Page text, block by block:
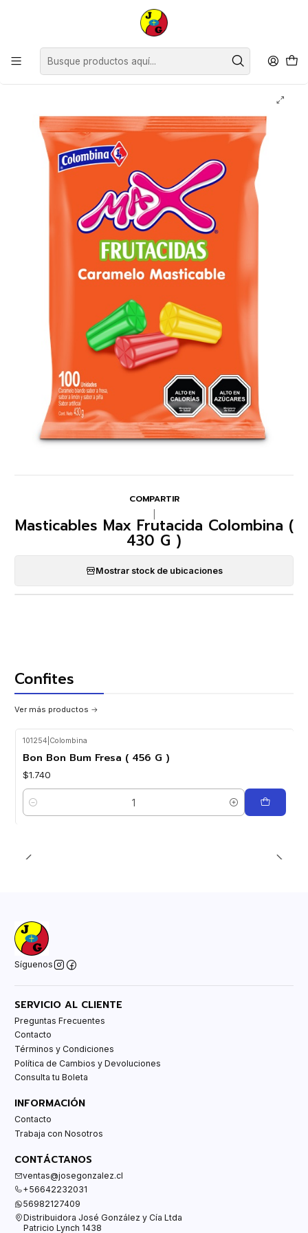
Disponible sólo Retiro en Tienda Osorno.
Supermercado
Masticables Max Frutacida Colombina ( 430 G )
COMPARTIR
Masticables Max Frutacida Colombina (
430 G )
Mostrar stock de ubicaciones
Confites
Ver más productos
101254 Colombina
Bon Bon Bum Fresa ( 456 G )
$1.740
Cantidad
Síguenos
SERVICIO AL CLIENTE
Preguntas Frecuentes
Contacto
Términos y Condiciones
Política de Cambios y Devoluciones
Consulta tu Boleta
INFORMACIÓN
Contacto
Trabaja con Nosotros
CONTÁCTANOS
ventas@josegonzalez.cl
+56642232031
56982127409
Distribuidora José González y Cía Ltda
Patricio Lynch 1438